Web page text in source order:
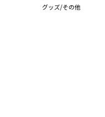
グッズ/その他